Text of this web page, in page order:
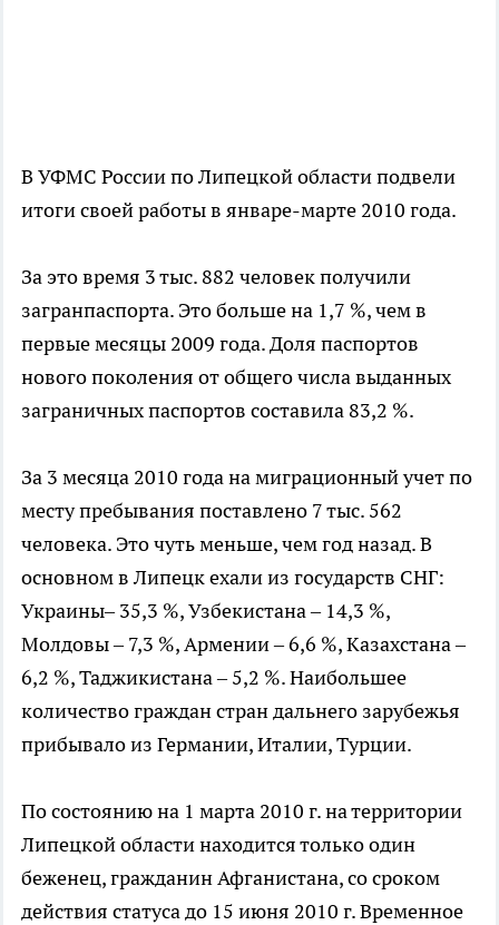
В УФМС России по Липецкой области подвели
итоги своей работы в январе-марте 2010 года.
За это время 3 тыс. 882 человек получили
загранпаспорта. Это больше на 1,7 %, чем в
первые месяцы 2009 года. Доля паспортов
нового поколения от общего числа выданных
заграничных паспортов составила 83,2 %.
За 3 месяца 2010 года на миграционный учет по
месту пребывания поставлено 7 тыс. 562
человека. Это чуть меньше, чем год назад. В
основном в Липецк ехали из государств СНГ:
Украины– 35,3 %, Узбекистана – 14,3 %,
Молдовы – 7,3 %, Армении – 6,6 %, Казахстана –
6,2 %, Таджикистана – 5,2 %. Наибольшее
количество граждан стран дальнего зарубежья
прибывало из Германии, Италии, Турции.
По состоянию на 1 марта 2010 г. на территории
Липецкой области находится только один
беженец, гражданин Афганистана, со сроком
действия статуса до 15 июня 2010 г. Временное